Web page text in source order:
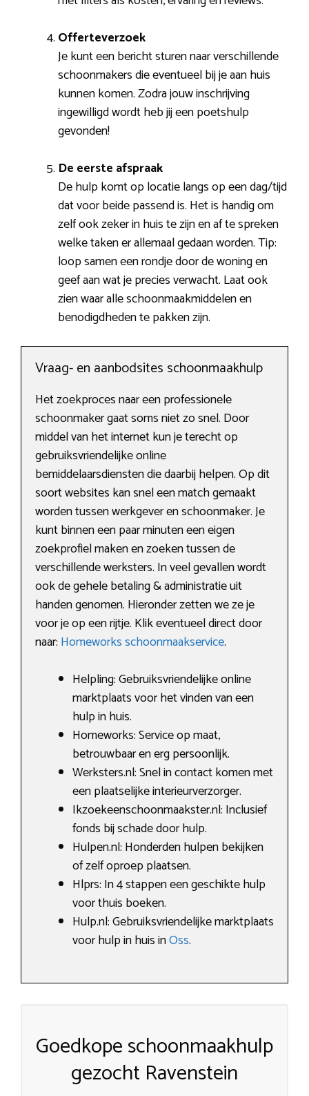
Offerteverzoek
Je kunt een bericht sturen naar verschillende
schoonmakers die eventueel bij je aan huis
kunnen komen. Zodra jouw inschrijving
ingewilligd wordt heb jij een poetshulp
gevonden!
De eerste afspraak
De hulp komt op locatie langs op een dag/tijd
dat voor beide passend is. Het is handig om
zelf ook zeker in huis te zijn en af te spreken
welke taken er allemaal gedaan worden. Tip:
loop samen een rondje door de woning en
geef aan wat je precies verwacht. Laat ook
zien waar alle schoonmaakmiddelen en
benodigdheden te pakken zijn.
Vraag- en aanbodsites schoonmaakhulp
Het zoekproces naar een professionele
schoonmaker gaat soms niet zo snel. Door
middel van het internet kun je terecht op
gebruiksvriendelijke online
bemiddelaarsdiensten die daarbij helpen. Op dit
soort websites kan snel een match gemaakt
worden tussen werkgever en schoonmaker. Je
kunt binnen een paar minuten een eigen
zoekprofiel maken en zoeken tussen de
verschillende werksters. In veel gevallen wordt
ook de gehele betaling & administratie uit
handen genomen. Hieronder zetten we ze je
voor je op een rijtje. Klik eventueel direct door
naar: Homeworks schoonmaakservice.
Helpling: Gebruiksvriendelijke online
marktplaats voor het vinden van een
hulp in huis.
Homeworks: Service op maat,
betrouwbaar en erg persoonlijk.
Werksters.nl: Snel in contact komen met
een plaatselijke interieurverzorger.
Ikzoekeenschoonmaakster.nl: Inclusief
fonds bij schade door hulp.
Hulpen.nl: Honderden hulpen bekijken
of zelf oproep plaatsen.
Hlprs: In 4 stappen een geschikte hulp
voor thuis boeken.
Hulp.nl: Gebruiksvriendelijke marktplaats
voor hulp in huis inOss.
Goedkope schoonmaakhulp
gezocht Ravenstein